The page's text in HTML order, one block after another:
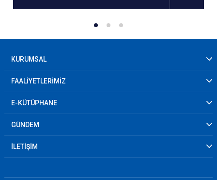
KURUMSAL
FAALİYETLERİMİZ
E-KÜTÜPHANE
GÜNDEM
İLETİŞİM